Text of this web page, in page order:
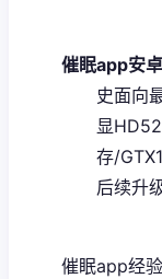
催眠app安
史面向
显
存/
后续升
催眠app经验